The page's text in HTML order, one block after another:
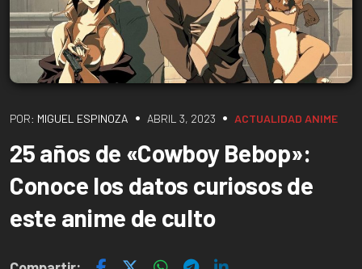
POR: MIGUEL ESPINOZA • ABRIL 3, 2023 • ACTUALIDAD ANIME
25 años de «Cowboy Bebop»:
Conoce los datos curiosos de
este anime de culto